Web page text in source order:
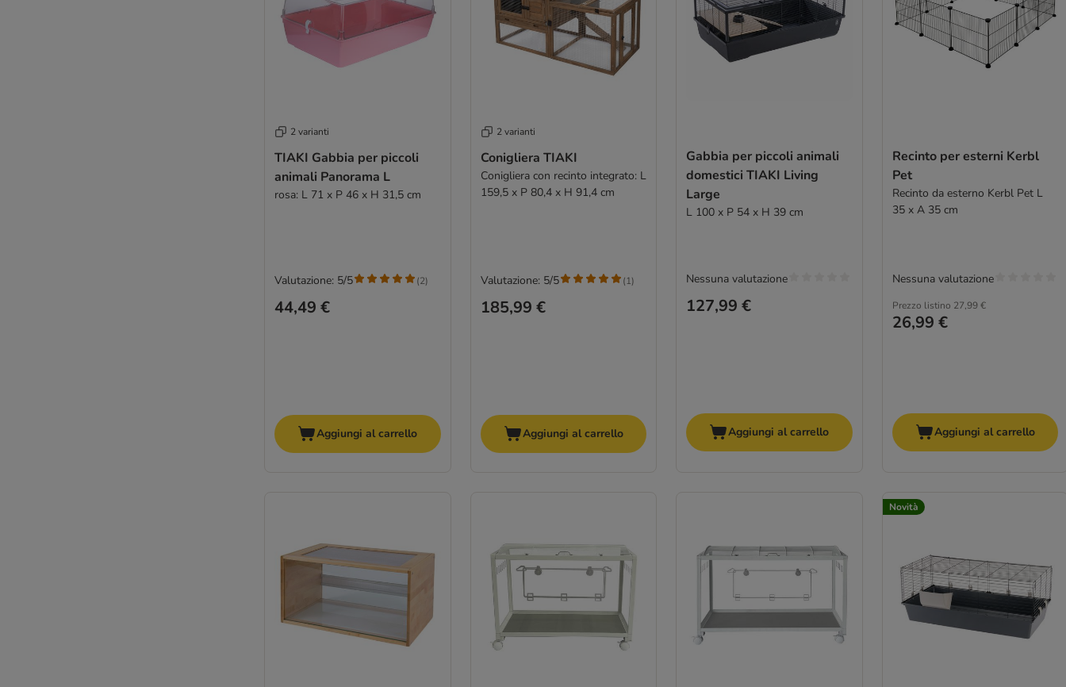
2 varianti
TIAKI Gabbia per piccoli
animali Panorama L
rosa: L 71 x P 46 x H 31,5 cm
44,49 €
Valutazione: 5/5 (2)
Aggiungi al carrello
2 varianti
Conigliera TIAKI
Conigliera con recinto integrato: L
159,5 x P 80,4 x H 91,4 cm
185,99 €
Valutazione: 5/5 (1)
Aggiungi al carrello
Gabbia per piccoli animali
domestici TIAKI Living
Large
L 100 x P 54 x H 39 cm
127,99 €
Nessuna valutazione
Aggiungi al carrello
Recinto per esterni Kerbl
Pet
Recinto da esterno Kerbl Pet L
35 x A 35 cm
Prezzo listino 27,99 €
26,99 €
Nessuna valutazione
Aggiungi al carrello
Novità